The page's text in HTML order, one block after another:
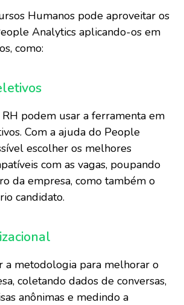
Humanos pode aproveitar os
Analytics aplicando-os em
como:
podem usar a ferramenta em
Com a ajuda do People
escolher os melhores
com as vagas, poupando
da empresa, como também o
candidato.
a metodologia para melhorar o
coletando dados de conversas,
anônimas e medindo a